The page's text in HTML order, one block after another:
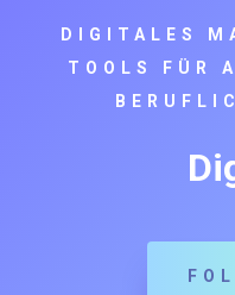
DIGITALES
TOOLS FÜR